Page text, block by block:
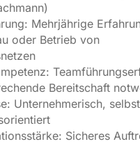
Mehrjährige
oder Betrieb von
Bereitschaft
Unternehmerisch,
Sicheres